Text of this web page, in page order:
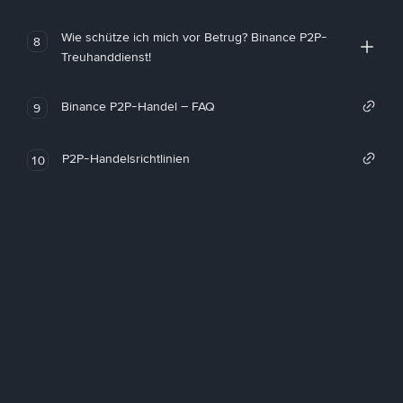
8
Wie schütze ich mich vor Betrug? Binance P2P-
Treuhanddienst!
9 Binance P2P-Handel – FAQ
10 P2P-Handelsrichtlinien